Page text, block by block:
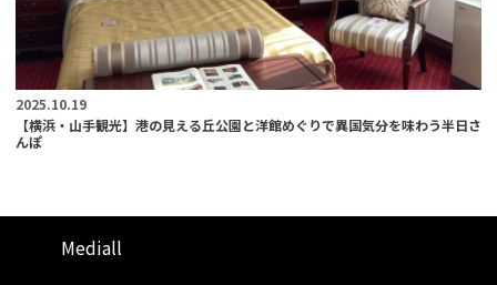
2025.10.19
【横浜・山手観光】港の見える丘公園と洋館めぐりで異国気分を味わう半日さ
んぽ
Mediall